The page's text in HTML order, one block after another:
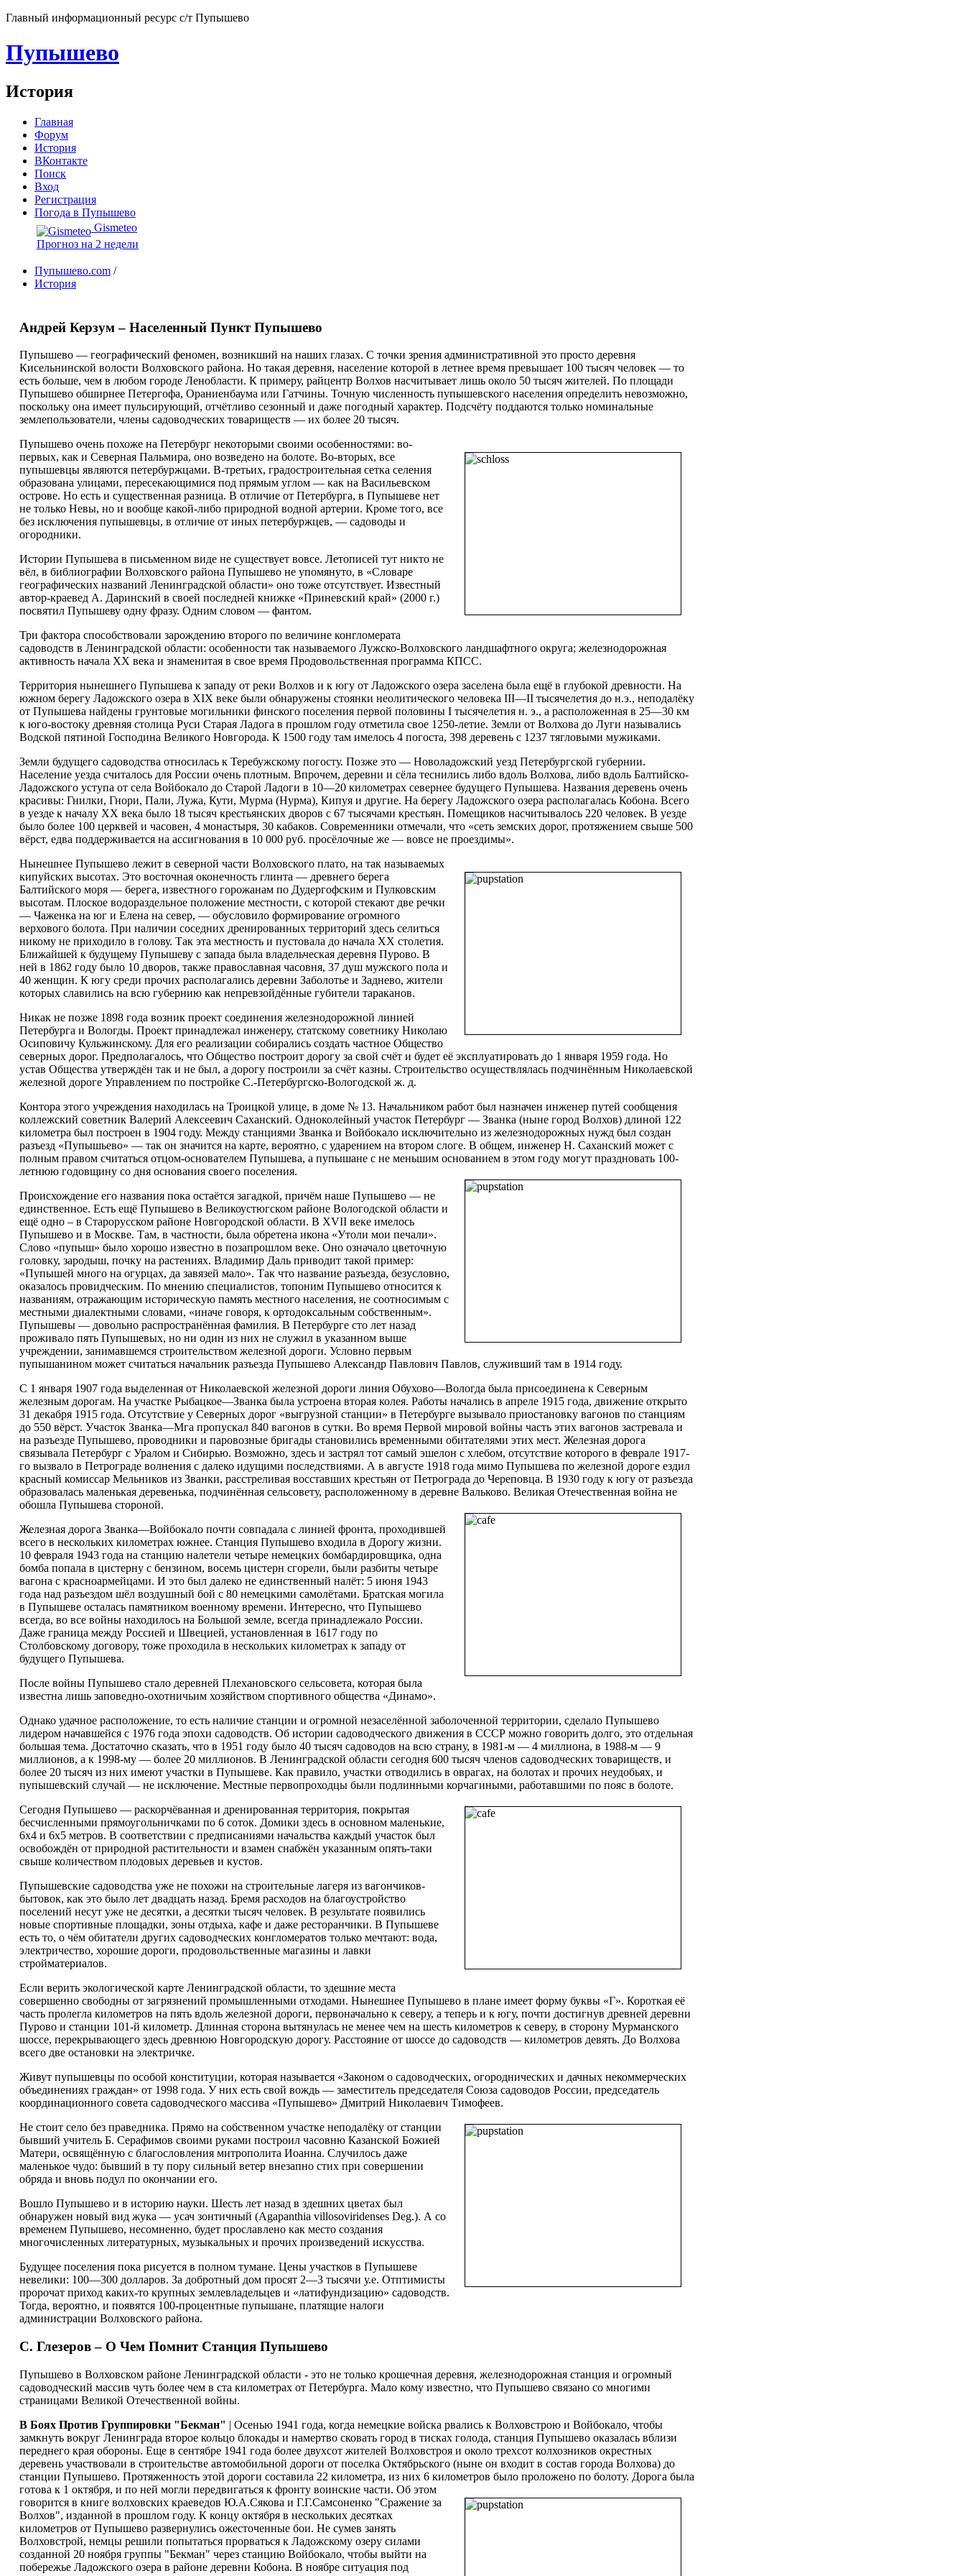
Главный информационный ресурс с/т Пупышево
Пупышево
История
Главная
Форум
История
ВКонтакте
Поиск
Вход
Регистрация
Погода в Пупышево
Gismeteo
Прогноз на 2 недели
Пупышево.com /
История
Андрей Керзум – Населенный Пункт Пупышево
Пупышево — географический феномен, возникший на наших глазах. С точки зрения административной это просто деревня
Кисельнинской волости Волховского района. Но такая деревня, население которой в летнее время превышает 100 тысяч человек — то
есть больше, чем в любом городе Ленобласти. К примеру, райцентр Волхов насчитывает лишь около 50 тысяч жителей. По площади
Пупышево обширнее Петергофа, Ораниенбаума или Гатчины. Точную численность пупышевского населения определить невозможно,
поскольку она имеет пульсирующий, отчётливо сезонный и даже погодный характер. Подсчёту поддаются только номинальные
землепользователи, члены садоводческих товариществ — их более 20 тысяч.
Пупышево очень похоже на Петербург некоторыми своими особенностями: во-
первых, как и Северная Пальмира, оно возведено на болоте. Во-вторых, все
пупышевцы являются петербуржцами. В-третьих, градостроительная сетка селения
образована улицами, пересекающимися под прямым углом — как на Васильевском
острове. Но есть и существенная разница. В отличие от Петербурга, в Пупышеве нет
не только Невы, но и вообще какой-либо природной водной артерии. Кроме того, все
без исключения пупышевцы, в отличие от иных петербуржцев, — садоводы и
огородники.
Истории Пупышева в письменном виде не существует вовсе. Летописей тут никто не
вёл, в библиографии Волховского района Пупышево не упомянуто, в «Словаре
географических названий Ленинградской области» оно тоже отсутствует. Известный
автор-краевед А. Даринский в своей последней книжке «Приневский край» (2000 г.)
посвятил Пупышеву одну фразу. Одним словом — фантом.
Три фактора способствовали зарождению второго по величине конгломерата
садоводств в Ленинградской области: особенности так называемого Лужско-Волховского ландшафтного округа; железнодорожная
активность начала XX века и знаменитая в свое время Продовольственная программа КПСС.
Территория нынешнего Пупышева к западу от реки Волхов и к югу от Ладожского озера заселена была ещё в глубокой древности. На
южном берегу Ладожского озера в XIX веке были обнаружены стоянки неолитического человека III—II тысячелетия до н.э., неподалёку
от Пупышева найдены грунтовые могильники финского поселения первой половины I тысячелетия н. э., а расположенная в 25—30 км
к юго-востоку древняя столица Руси Старая Ладога в прошлом году отметила свое 1250-летие. Земли от Волхова до Луги назывались
Водской пятиной Господина Великого Новгорода. К 1500 году там имелось 4 погоста, 398 деревень с 1237 тягловыми мужиками.
Земли будущего садоводства относилась к Теребужскому погосту. Позже это — Новоладожский уезд Петербургской губернии.
Население уезда считалось для России очень плотным. Впрочем, деревни и сёла теснились либо вдоль Волхова, либо вдоль Балтийско-
Ладожского уступа от села Войбокало до Старой Ладоги в 10—20 километрах севернее будущего Пупышева. Названия деревень очень
красивы: Гнилки, Гнори, Пали, Лужа, Кути, Мурма (Нурма), Кипуя и другие. На берегу Ладожского озера располагалась Кобона. Всего
в уезде к началу XX века было 18 тысяч крестьянских дворов с 67 тысячами крестьян. Помещиков насчитывалось 220 человек. В уезде
было более 100 церквей и часовен, 4 монастыря, 30 кабаков. Современники отмечали, что «сеть земских дорог, протяжением свыше 500
вёрст, едва поддерживается на ассигнования в 10 000 руб. просёлочные же — вовсе не проездимы».
Нынешнее Пупышево лежит в северной части Волховского плато, на так называемых
кипуйских высотах. Это восточная оконечность глинта — древнего берега
Балтийского моря — берега, известного горожанам по Дудергофским и Пулковским
высотам. Плоское водораздельное положение местности, с которой стекают две речки
— Чаженка на юг и Елена на север, — обусловило формирование огромного
верхового болота. При наличии соседних дренированных территорий здесь селиться
никому не приходило в голову. Так эта местность и пустовала до начала XX столетия.
Ближайшей к будущему Пупышеву с запада была владельческая деревня Пурово. В
ней в 1862 году было 10 дворов, также православная часовня, 37 душ мужского пола и
40 женщин. К югу среди прочих располагались деревни Заболотье и Заднево, жители
которых славились на всю губернию как непревзойдённые губители тараканов.
Никак не позже 1898 года возник проект соединения железнодорожной линией
Петербурга и Вологды. Проект принадлежал инженеру, статскому советнику Николаю
Осиповичу Кульжинскому. Для его реализации собирались создать частное Общество
северных дорог. Предполагалось, что Общество построит дорогу за свой счёт и будет её эксплуатировать до 1 января 1959 года. Но
устав Общества утверждён так и не был, а дорогу построили за счёт казны. Строительство осуществлялась подчинённым Николаевской
железной дороге Управлением по постройке С.-Петербургско-Вологодской ж. д.
Контора этого учреждения находилась на Троицкой улице, в доме № 13. Начальником работ был назначен инженер путей сообщения
коллежский советник Валерий Алексеевич Саханский. Одноколейный участок Петербург — Званка (ныне город Волхов) длиной 122
километра был построен в 1904 году. Между станциями Званка и Войбокало исключительно из железнодорожных нужд был создан
разъезд «Пупышьево» — так он значится на карте, вероятно, с ударением на втором слоге. В общем, инженер Н. Саханский может с
полным правом считаться отцом-основателем Пупышева, а пупышане с не меньшим основанием в этом году могут праздновать 100-
летнюю годовщину со дня основания своего поселения.
Происхождение его названия пока остаётся загадкой, причём наше Пупышево — не
единственное. Есть ещё Пупышево в Великоустюгском районе Вологодской области и
ещё одно – в Старорусском районе Новгородской области. В XVII веке имелось
Пупышево и в Москве. Там, в частности, была обретена икона «Утоли мои печали».
Слово «пупыш» было хорошо известно в позапрошлом веке. Оно означало цветочную
головку, зародыш, почку на растениях. Владимир Даль приводит такой пример:
«Пупышей много на огурцах, да завязей мало». Так что название разъезда, безусловно,
оказалось провидческим. По мнению специалистов, топоним Пупышево относится к
названиям, отражающим историческую память местного населения, не соотносимым с
местными диалектными словами, «иначе говоря, к ортодоксальным собственным».
Пупышевы — довольно распространённая фамилия. В Петербурге сто лет назад
проживало пять Пупышевых, но ни один из них не служил в указанном выше
учреждении, занимавшемся строительством железной дороги. Условно первым
пупышанином может считаться начальник разъезда Пупышево Александр Павлович Павлов, служивший там в 1914 году.
С 1 января 1907 года выделенная от Николаевской железной дороги линия Обухово—Вологда была присоединена к Северным
железным дорогам. На участке Рыбацкое—Званка была устроена вторая колея. Работы начались в апреле 1915 года, движение открыто
31 декабря 1915 года. Отсутствие у Северных дорог «выгрузной станции» в Петербурге вызывало приостановку вагонов по станциям
до 550 вёрст. Участок Званка—Мга пропускал 840 вагонов в сутки. Во время Первой мировой войны часть этих вагонов застревала и
на разъезде Пупышево, проводники и паровозные бригады становились временными обитателями этих мест. Железная дорога
связывала Петербург с Уралом и Сибирью. Возможно, здесь и застрял тот самый эшелон с хлебом, отсутствие которого в феврале 1917-
го вызвало в Петрограде волнения с далеко идущими последствиями. А в августе 1918 года мимо Пупышева по железной дороге ездил
красный комиссар Мельников из Званки, расстреливая восставших крестьян от Петрограда до Череповца. В 1930 году к югу от разъезда
образовалась маленькая деревенька, подчинённая сельсовету, расположенному в деревне Вальково. Великая Отечественная война не
обошла Пупышева стороной.
Железная дорога Званка—Войбокало почти совпадала с линией фронта, проходившей
всего в нескольких километрах южнее. Станция Пупышево входила в Дорогу жизни.
10 февраля 1943 года на станцию налетели четыре немецких бомбардировщика, одна
бомба попала в цистерну с бензином, восемь цистерн сгорели, были разбиты четыре
вагона с красноармейцами. И это был далеко не единственный налёт: 5 июня 1943
года над разъездом шёл воздушный бой с 80 немецкими самолётами. Братская могила
в Пупышеве осталась памятником военному времени. Интересно, что Пупышево
всегда, во все войны находилось на Большой земле, всегда принадлежало России.
Даже граница между Россией и Швецией, установленная в 1617 году по
Столбовскому договору, тоже проходила в нескольких километрах к западу от
будущего Пупышева.
После войны Пупышево стало деревней Плехановского сельсовета, которая была
известна лишь заповедно-охотничьим хозяйством спортивного общества «Динамо».
Однако удачное расположение, то есть наличие станции и огромной незаселённой заболоченной территории, сделало Пупышево
лидером начавшейся с 1976 года эпохи садоводств. Об истории садоводческого движения в СССР можно говорить долго, это отдельная
большая тема. Достаточно сказать, что в 1951 году было 40 тысяч садоводов на всю страну, в 1981-м — 4 миллиона, в 1988-м — 9
миллионов, а к 1998-му — более 20 миллионов. В Ленинградской области сегодня 600 тысяч членов садоводческих товариществ, и
более 20 тысяч из них имеют участки в Пупышеве. Как правило, участки отводились в оврагах, на болотах и прочих неудобьях, и
пупышевский случай — не исключение. Местные первопроходцы были подлинными корчагиными, работавшими по пояс в болоте.
Сегодня Пупышево — раскорчёванная и дренированная территория, покрытая
бесчисленными прямоугольничками по 6 соток. Домики здесь в основном маленькие,
6х4 и 6х5 метров. В соответствии с предписаниями начальства каждый участок был
освобождён от природной растительности и взамен снабжён указанным опять-таки
свыше количеством плодовых деревьев и кустов.
Пупышевские садоводства уже не похожи на строительные лагеря из вагончиков-
бытовок, как это было лет двадцать назад. Бремя расходов на благоустройство
поселений несут уже не десятки, а десятки тысяч человек. В результате появились
новые спортивные площадки, зоны отдыха, кафе и даже ресторанчики. В Пупышеве
есть то, о чём обитатели других садоводческих конгломератов только мечтают: вода,
электричество, хорошие дороги, продовольственные магазины и лавки
стройматериалов.
Если верить экологической карте Ленинградской области, то здешние места
совершенно свободны от загрязнений промышленными отходами. Нынешнее Пупышево в плане имеет форму буквы «Г». Короткая её
часть пролегла километров на пять вдоль железной дороги, первоначально к северу, а теперь и к югу, почти достигнув древней деревни
Пурово и станции 101-й километр. Длинная сторона вытянулась не менее чем на шесть километров к северу, в сторону Мурманского
шоссе, перекрывающего здесь древнюю Новгородскую дорогу. Расстояние от шоссе до садоводств — километров девять. До Волхова
всего две остановки на электричке.
Живут пупышевцы по особой конституции, которая называется «Законом о садоводческих, огороднических и дачных некоммерческих
объединениях граждан» от 1998 года. У них есть свой вождь — заместитель председателя Союза садоводов России, председатель
координационного совета садоводческого массива «Пупышево» Дмитрий Николаевич Тимофеев.
Не стоит село без праведника. Прямо на собственном участке неподалёку от станции
бывший учитель Б. Серафимов своими руками построил часовню Казанской Божией
Матери, освящённую с благословления митрополита Иоанна. Случилось даже
маленькое чудо: бывший в ту пору сильный ветер внезапно стих при совершении
обряда и вновь подул по окончании его.
Вошло Пупышево и в историю науки. Шесть лет назад в здешних цветах был
обнаружен новый вид жука — усач зонтичный (Agapanthia villosoviridenses Deg.). А со
временем Пупышево, несомненно, будет прославлено как место создания
многочисленных литературных, музыкальных и прочих произведений искусства.
Будущее поселения пока рисуется в полном тумане. Цены участков в Пупышеве
невелики: 100—300 долларов. За добротный дом просят 2—3 тысячи у.е. Отптимисты
пророчат приход каких-то крупных землевладельцев и «латифундизацию» садоводств.
Тогда, вероятно, и появятся 100-процентные пупышане, платящие налоги
администрации Волховского района.
С. Глезеров – О Чем Помнит Станция Пупышево
Пупышево в Волховском районе Ленинградской области - это не только крошечная деревня, железнодорожная станция и огромный
садоводческий массив чуть более чем в ста километрах от Петербурга. Мало кому известно, что Пупышево связано со многими
страницами Великой Отечественной войны.
В Боях Против Группировки "Бекман" | Осенью 1941 года, когда немецкие войска рвались к Волховстрою и Войбокало, чтобы
замкнуть вокруг Ленинграда второе кольцо блокады и намертво сковать город в тисках голода, станция Пупышево оказалась вблизи
переднего края обороны. Еще в сентябре 1941 года более двухсот жителей Волховстроя и около трехсот колхозников окрестных
деревень участвовали в строительстве автомобильной дороги от поселка Октябрьского (ныне он входит в состав города Волхова) до
станции Пупышево. Протяженность этой дороги составила 22 километра, из них 6 километров было проложено по болоту. Дорога была
готова к 1 октября, и по ней могли передвигаться к фронту воинские части. Об этом
говорится в книге волховских краеведов Ю.А.Сякова и Г.Г.Самсоненко "Сражение за
Волхов", изданной в прошлом году. К концу октября в нескольких десятках
километров от Пупышево развернулись ожесточенные бои. Не сумев занять
Волховстрой, немцы решили попытаться прорваться к Ладожскому озеру силами
созданной 20 ноября группы "Бекман" через станцию Войбокало, чтобы выйти на
побережье Ладожского озера в районе деревни Кобона. В ноябре ситуация под